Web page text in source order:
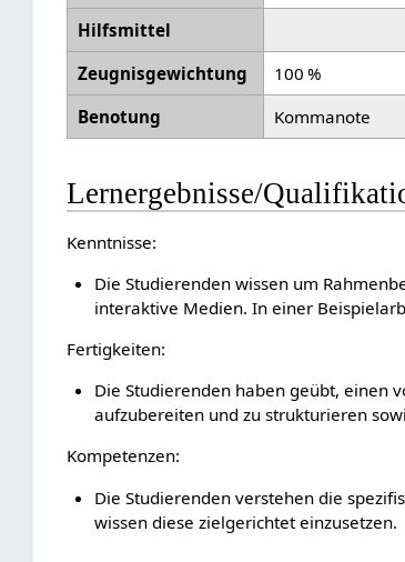
Hilfsmittel
Zeugnisgewichtung
100 %
Benotung
Kommanote
Lernergebnisse/
Kenntnisse:
Die Studierenden wissen um
interaktive Medien. In einer
Fertigkeiten:
Die Studierenden haben geübt, einen
aufzubereiten und zu strukturieren
Kompetenzen:
Die Studierenden verstehen die
wissen diese zielgerichtet einzusetzen.